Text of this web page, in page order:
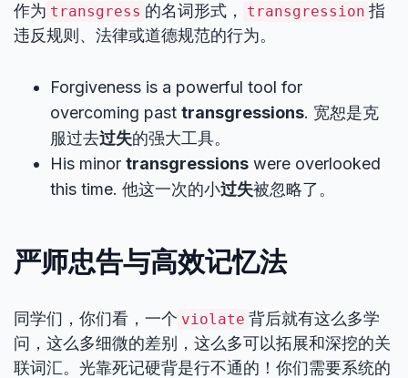
作为 transgress 的名词形式， transgression 指
违反规则、法律或道德规范的行为。
Forgiveness is a powerful tool for
overcoming past transgressions. 宽恕是克
服过去过失的强大工具。
His minor transgressions were overlooked
this time. 他这一次的小过失被忽略了。
严师忠告与高效记忆法
同学们，你们看，一个 violate 背后就有这么多学
问，这么多细微的差别，这么多可以拓展和深挖的关
联词汇。光靠死记硬背是行不通的！你们需要系统的